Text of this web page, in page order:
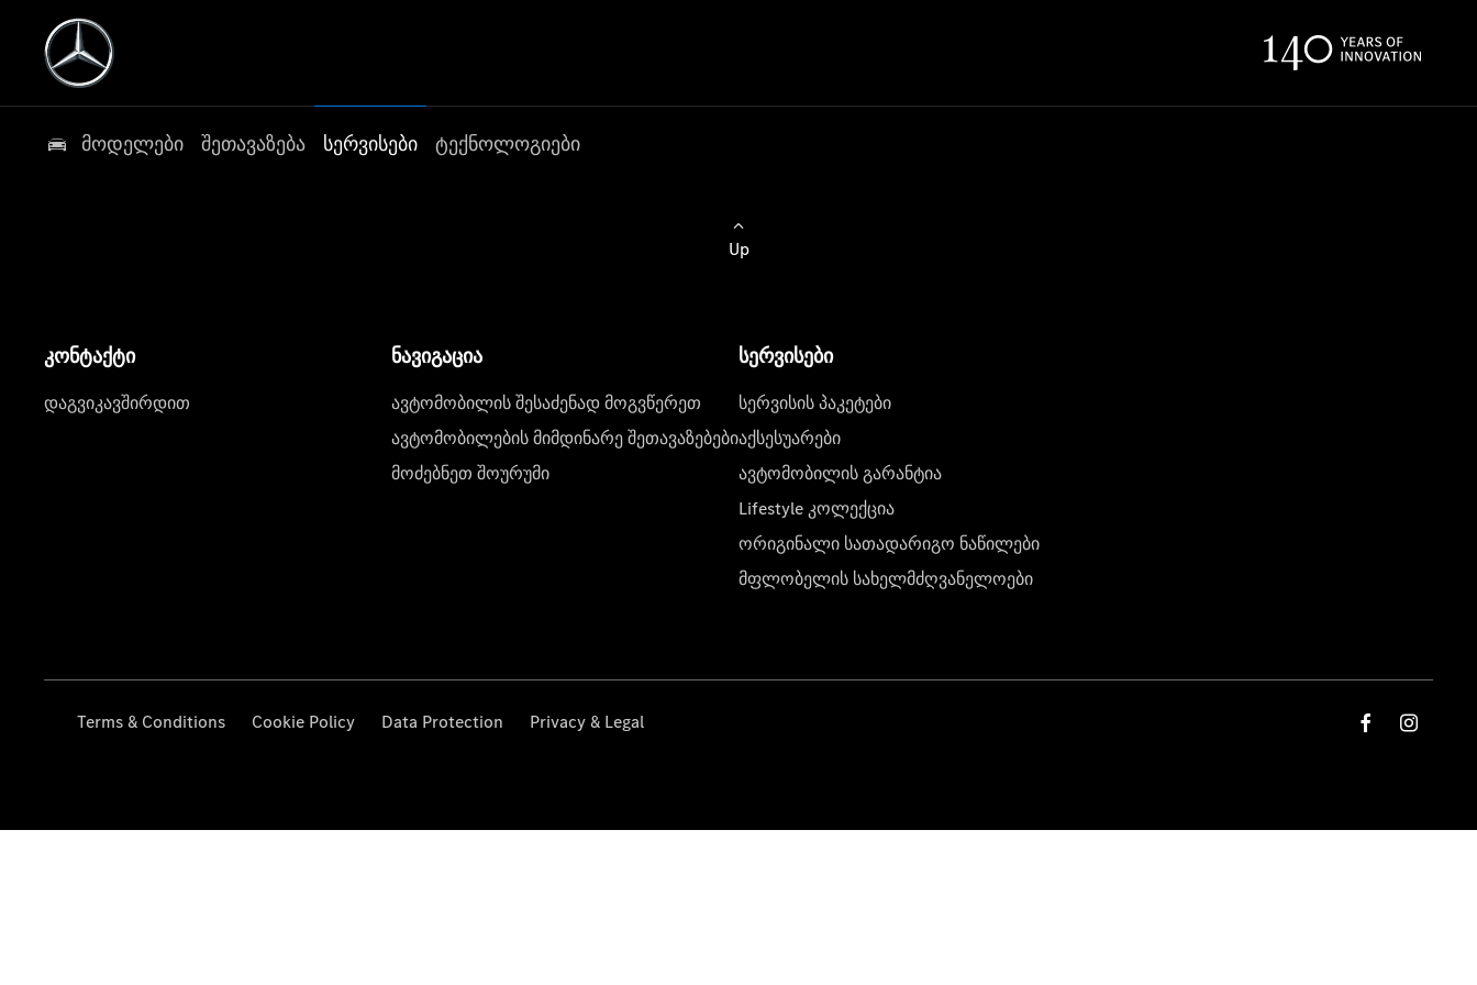
მოდელები შეთავაზება სერვისები ტექნოლოგიები
Up
კონტაქტი
დაგვიკავშირდით
ნავიგაცია
ავტომობილის შესაძენად მოგვწერეთ
ავტომობილების მიმდინარე შეთავაზებები
მოძებნეთ შოურუმი
სერვისები
სერვისის პაკეტები
აქსესუარები
ავტომობილის გარანტია
Lifestyle კოლექცია
ორიგინალი სათადარიგო ნაწილები
მფლობელის სახელმძღვანელოები
Terms & Conditions Cookie Policy Data Protection Privacy & Legal